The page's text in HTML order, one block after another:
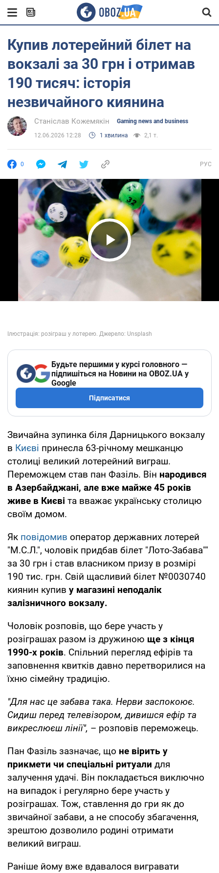
Купив лотерейний білет на
вокзалі за 30 грн і отримав
190 тисяч: історія
незвичайного киянина
Станіслав Кожемякін Gaming news and business
12.06.2026 12:28 1 хвилина 2,1 т.
0 РУС
Play Video
Будьте першими у курсі головного —
підпишіться на Новини на OBOZ.UA у
Google
Підписатися
Звичайна зупинка біля Дарницького вокзалу
в Києві принесла 63-річному мешканцю
столиці великий лотерейний виграш.
Переможцем став пан Фазіль. Він народився
в Азербайджані, але вже майже 45 років
живе в Києві та вважає українську столицю
своїм домом.
Як повідомив оператор державних лотерей
"М.С.Л.", чоловік придбав білет "Лото-Забава""
за 30 грн і став власником призу в розмірі
190 тис. грн. Свій щасливий білет №0030740
киянин купив у магазині неподалік
залізничного вокзалу.
Чоловік розповів, що бере участь у
розіграшах разом із дружиною ще з кінця
1990-х років. Спільний перегляд ефірів та
заповнення квитків давно перетворилися на
їхню сімейну традицію.
"Для нас це забава така. Нерви заспокоює.
Сидиш перед телевізором, дивишся ефір та
викреслюєш лінії", – розповів переможець.
Пан Фазіль зазначає, що не вірить у
прикмети чи спеціальні ритуали для
залучення удачі. Він покладається виключно
на випадок і регулярно бере участь у
розіграшах. Тож, ставлення до гри як до
звичайної забави, а не способу збагачення,
зрештою дозволило родині отримати
великий виграш.
Раніше йому вже вдавалося вигравати